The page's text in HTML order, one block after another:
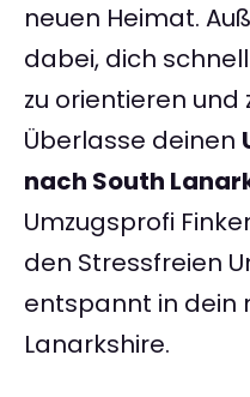
neuen Heimat.
dabei, dich
zu orientieren und
Überlasse deinen
nach South
Umzugsprofi
den Stressfreien
entspannt in dein
Lanarkshire.